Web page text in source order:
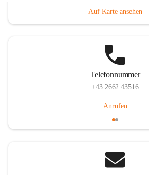
Auf Karte ansehen
Telefonnummer
+43 2662 43516
Anrufen